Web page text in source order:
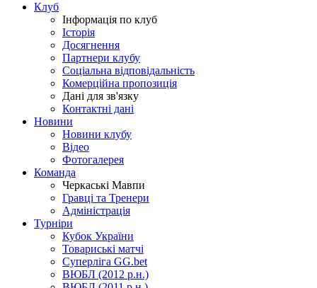
Клуб
Інформація по клуб
Історія
Досягнення
Партнери клубу
Соціальна відповідальність
Комерційна пропозиція
Дані для зв'язку
Контактні дані
Новини
Новини клубу
Відео
Фотогалерея
Команда
Черкаські Мавпи
Гравці та Тренери
Адміністрація
Турніри
Кубок України
Товариські матчі
Суперліга GG.bet
ВЮБЛ (2012 р.н.)